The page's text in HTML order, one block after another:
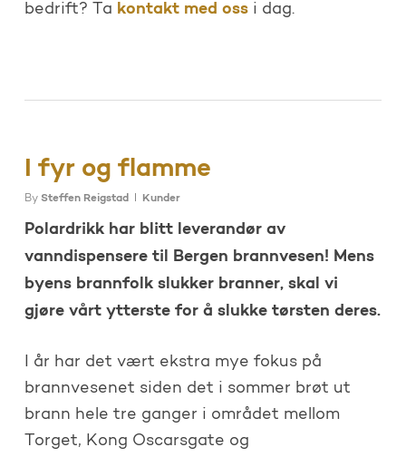
bedrift? Ta kontakt med ossi dag.
I fyr og flamme
By Steffen Reigstad Kunder
Polardrikk har blitt leverandør av
vanndispensere til Bergen brannvesen! Mens
byens brannfolk slukker branner, skal vi
gjøre vårt ytterste for å slukke tørsten deres.
I år har det vært ekstra mye fokus på
brannvesenet siden det i sommer brøt ut
brann hele tre ganger i området mellom
Torget, Kong Oscarsgate og